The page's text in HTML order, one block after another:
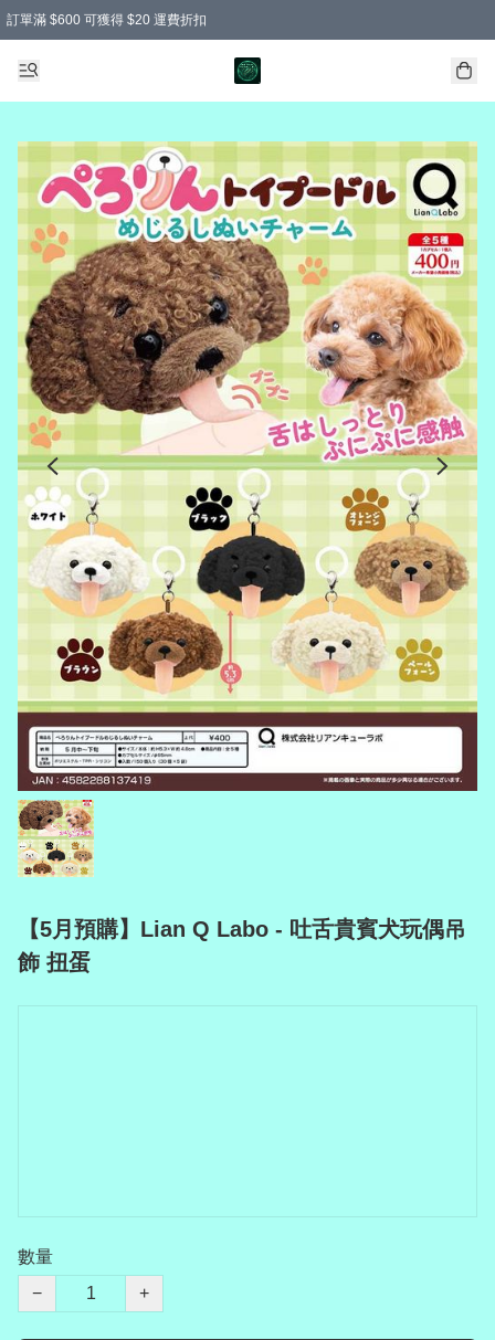
訂單滿 $600 可獲得 $20 運費折扣
【5月預購】Lian Q Labo - 吐舌貴賓犬玩偶吊
飾 扭蛋
數量
−
+